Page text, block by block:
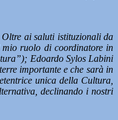
ai saluti istituzionali da
mio ruolo di coordinatore in
Edoardo Sylos Labini
importante e che sarà in
unica della Cultura,
declinando i nostri